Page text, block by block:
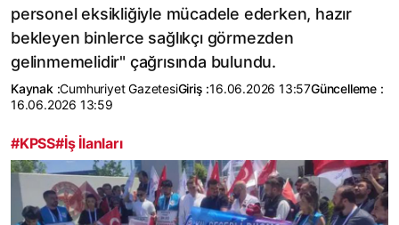
personel eksikliğiyle mücadele ederken, hazır
bekleyen binlerce sağlıkçı görmezden
gelinmemelidir" çağrısında bulundu.
Kaynak :Cumhuriyet GazetesiGiriş :16.06.2026 13:57Güncelleme :
16.06.2026 13:59
#KPSS#İş İlanları